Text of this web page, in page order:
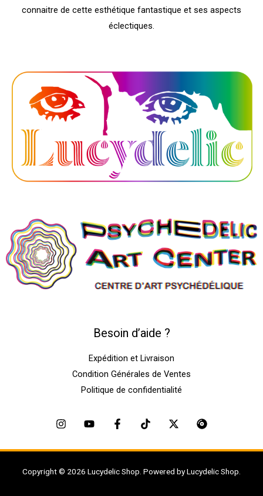
connaitre de cette esthétique fantastique et ses aspects
éclectiques.
Besoin d’aide ?
Expédition et Livraison
Condition Générales de Ventes
Politique de confidentialité
Copyright © 2026 Lucydelic Shop. Powered by Lucydelic Shop.